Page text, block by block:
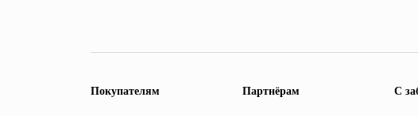
Покупателям Партнёрам С